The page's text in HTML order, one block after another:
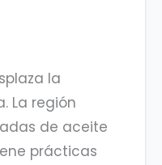
la
La región
de aceite
prácticas